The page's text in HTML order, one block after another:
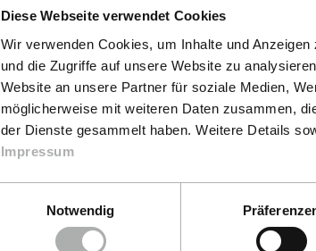
Diese Webseite verwendet Cookies
Wir verwenden Cookies, um Inhalte und
und die Zugriffe auf unsere Website zu
Website an unsere Partner für soziale Medien,
möglicherweise mit weiteren Daten zusammen,
der Dienste gesammelt haben. Weitere Details
Impressum
Notwendig